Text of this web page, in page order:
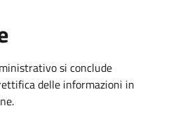
si conclude
delle informazioni in